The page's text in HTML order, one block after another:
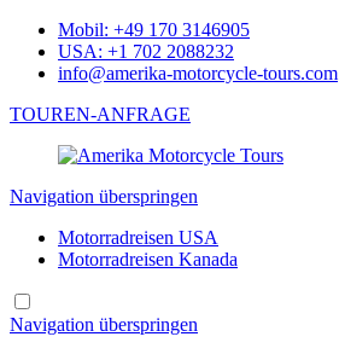
Mobil: +49 170 3146905
USA: +1 702 2088232
info@amerika-motorcycle-tours.com
TOUREN-ANFRAGE
Navigation überspringen
Motorradreisen USA
Motorradreisen Kanada
Navigation überspringen